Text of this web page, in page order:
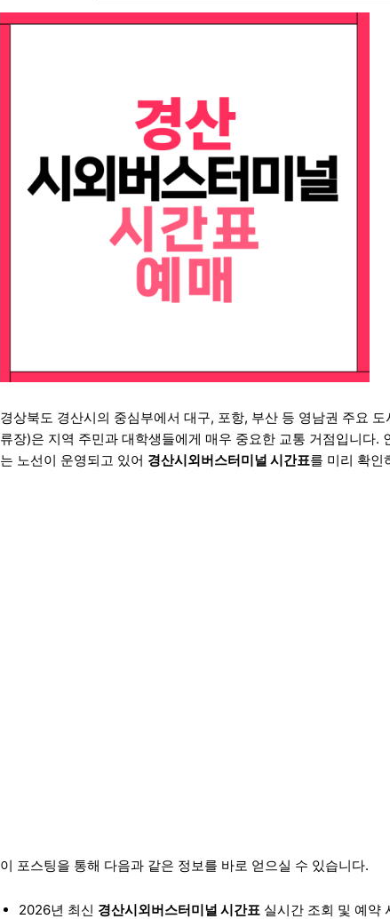
경상북도 경산시의 중심부에서 대구, 포항, 부산 등 영남권 주요
류장)은 지역 주민과 대학생들에게 매우 중요한 교통 거점입니다
는 노선이 운영되고 있어 경산시외버스터미널 시간표를 미리 확인
이 포스팅을 통해 다음과 같은 정보를 바로 얻으실 수 있습니다.
2026년 최신 경산시외버스터미널 시간표 실시간 조회 및 예약